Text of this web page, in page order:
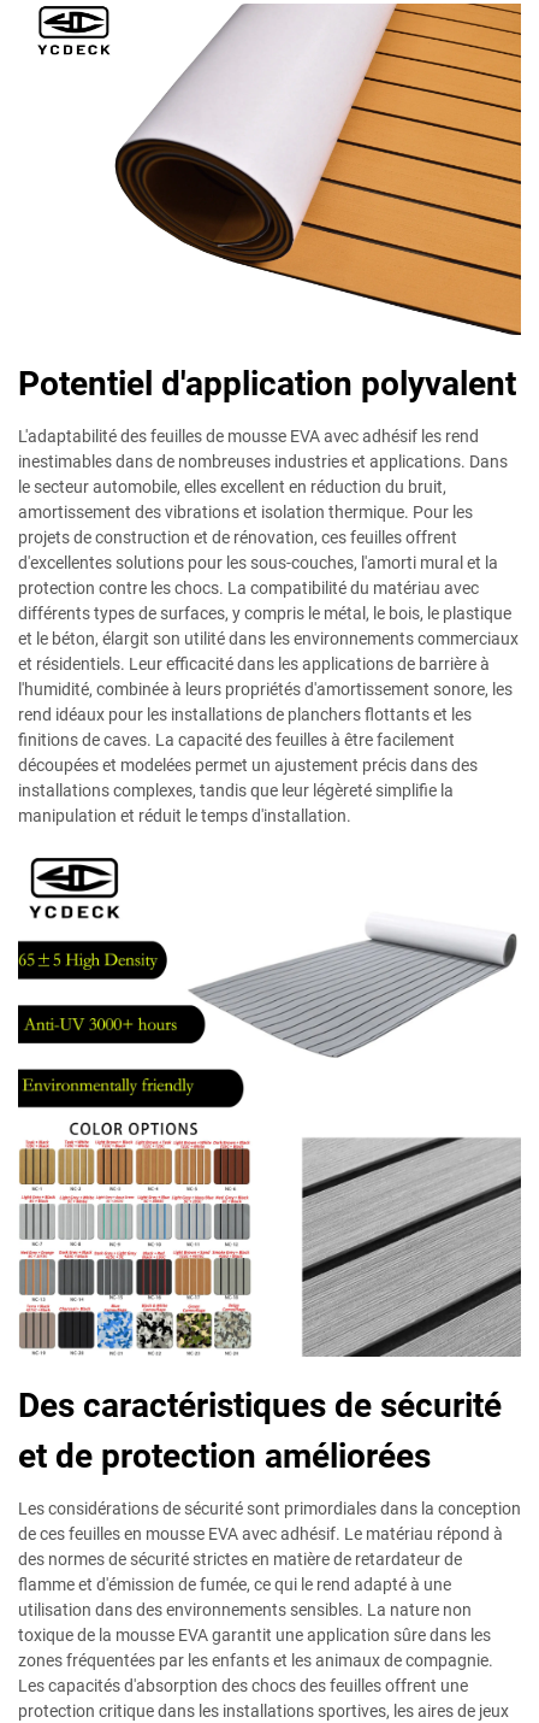
Potentiel d'application polyvalent
L'adaptabilité des feuilles de mousse EVA avec adhésif les rend
inestimables dans de nombreuses industries et applications. Dans
le secteur automobile, elles excellent en réduction du bruit,
amortissement des vibrations et isolation thermique. Pour les
projets de construction et de rénovation, ces feuilles offrent
d'excellentes solutions pour les sous-couches, l'amorti mural et la
protection contre les chocs. La compatibilité du matériau avec
différents types de surfaces, y compris le métal, le bois, le plastique
et le béton, élargit son utilité dans les environnements commerciaux
et résidentiels. Leur efficacité dans les applications de barrière à
l'humidité, combinée à leurs propriétés d'amortissement sonore, les
rend idéaux pour les installations de planchers flottants et les
finitions de caves. La capacité des feuilles à être facilement
découpées et modelées permet un ajustement précis dans des
installations complexes, tandis que leur légèreté simplifie la
manipulation et réduit le temps d'installation.
Des caractéristiques de sécurité
et de protection améliorées
Les considérations de sécurité sont primordiales dans la conception
de ces feuilles en mousse EVA avec adhésif. Le matériau répond à
des normes de sécurité strictes en matière de retardateur de
flamme et d'émission de fumée, ce qui le rend adapté à une
utilisation dans des environnements sensibles. La nature non
toxique de la mousse EVA garantit une application sûre dans les
zones fréquentées par les enfants et les animaux de compagnie.
Les capacités d'absorption des chocs des feuilles offrent une
protection critique dans les installations sportives, les aires de jeux